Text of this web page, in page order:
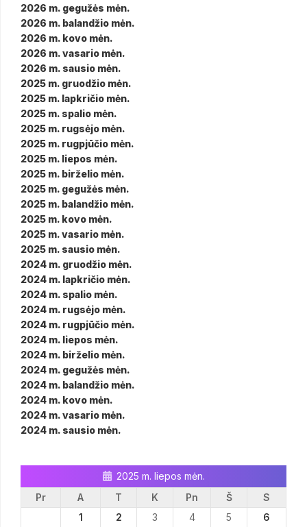
2026 m. gegužės mėn.
2026 m. balandžio mėn.
2026 m. kovo mėn.
2026 m. vasario mėn.
2026 m. sausio mėn.
2025 m. gruodžio mėn.
2025 m. lapkričio mėn.
2025 m. spalio mėn.
2025 m. rugsėjo mėn.
2025 m. rugpjūčio mėn.
2025 m. liepos mėn.
2025 m. birželio mėn.
2025 m. gegužės mėn.
2025 m. balandžio mėn.
2025 m. kovo mėn.
2025 m. vasario mėn.
2025 m. sausio mėn.
2024 m. gruodžio mėn.
2024 m. lapkričio mėn.
2024 m. spalio mėn.
2024 m. rugsėjo mėn.
2024 m. rugpjūčio mėn.
2024 m. liepos mėn.
2024 m. birželio mėn.
2024 m. gegužės mėn.
2024 m. balandžio mėn.
2024 m. kovo mėn.
2024 m. vasario mėn.
2024 m. sausio mėn.
2025 m. liepos mėn.
Pr
A T K Pn Š
S
1
2 3 4 5
6